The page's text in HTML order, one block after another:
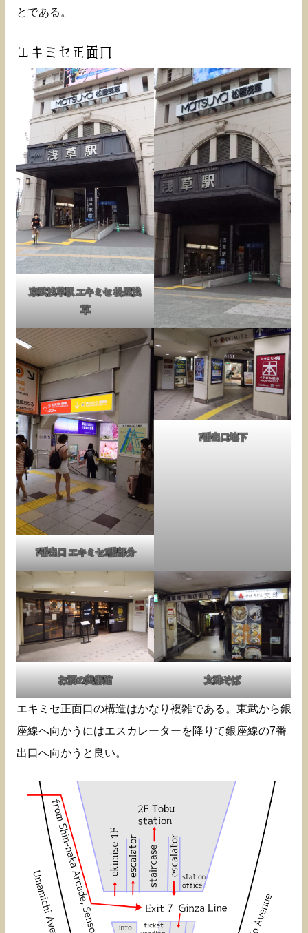
とである。
エキミセ正面口
東武浅草駅 エキミセ 松屋浅
草
7番出口 エキミセ1階部分
7番出口地下
お酒の美術館 文殊そば
エキミセ正面口の構造はかなり複雑である。東武から銀
座線へ向かうにはエスカレーターを降りて銀座線の7番
出口へ向かうと良い。